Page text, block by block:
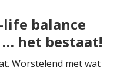
life balance
het bestaat!
Worstelend met wat